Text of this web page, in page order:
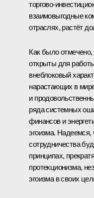
торгово-
взаимовыгодные
отраслях, растёт
Как было
открыты для
внеблоковый
нарастающих в
и
ряда системных
финансов и
эгоизма. Надеемся,
сотрудничества
принципах,
протекционизма,
эгоизма в своих